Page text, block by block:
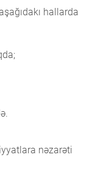
hallarda
nəzarəti